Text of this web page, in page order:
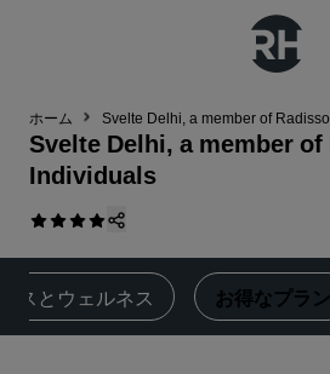
ホーム Svelte Delhi, a member of
Svelte Delhi, a member
Individuals
スとウェルネス お得なプラン